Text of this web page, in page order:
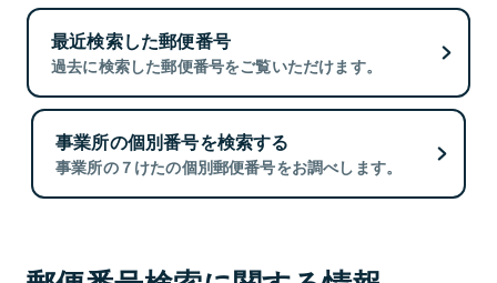
最近検索した郵便番号
過去に検索した郵便番号をご覧いただけます。
事業所の個別番号を検索する
事業所の７けたの個別郵便番号をお調べします。